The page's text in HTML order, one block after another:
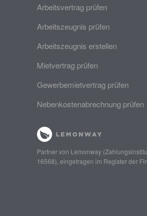
Arbeitsvertrag prüfen
Arbeitszeugnis prüfen
Arbeitszeugnis erstellen
Mietvertrag prüfen
Gewerbemietvertrag prüfen
Nebenkostenabrechnung prüfen
Partner von Lemonway
16568), eingetragen im Register der